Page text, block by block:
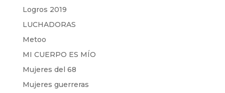
Logros 2019
LUCHADORAS
Metoo
MI CUERPO ES MÍO
Mujeres del 68
Mujeres guerreras